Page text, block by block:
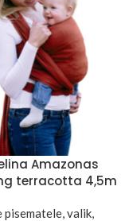
Amazonas
terracotta 4,5m
pisematele, valik,